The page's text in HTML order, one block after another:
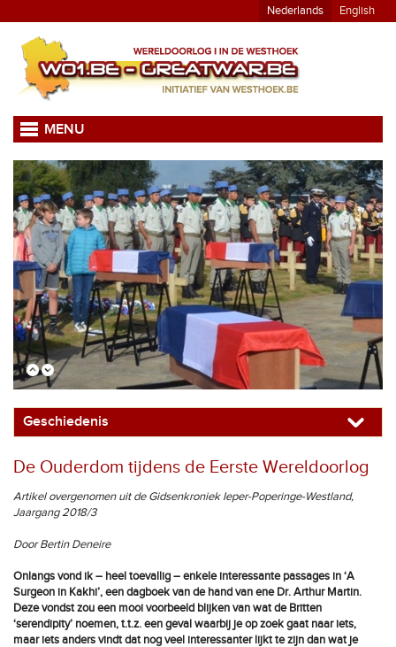
Nederlands English
MENU
Geschiedenis
De Ouderdom tijdens de Eerste Wereldoorlog
Artikel overgenomen uit de Gidsenkroniek Ieper-Poperinge-Westland,
Jaargang 2018/3
Door Bertin Deneire
Onlangs vond ik – heel toevallig – enkele interessante passages in ‘A
Surgeon in Kakhi’, een dagboek van de hand van ene Dr. Arthur Martin.
Deze vondst zou een mooi voorbeeld blijken van wat de Britten
‘serendipity’ noemen, t.t.z. een geval waarbij je op zoek gaat naar iets,
maar iets anders vindt dat nog veel interessanter lijkt te zijn dan wat je